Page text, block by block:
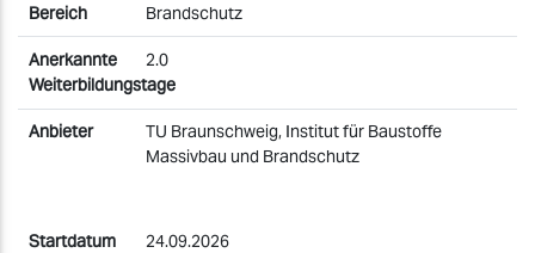
Brandschutz
2.0
TU Braunschweig, Institut für Baustoffe
Massivbau und Brandschutz
24.09.2026